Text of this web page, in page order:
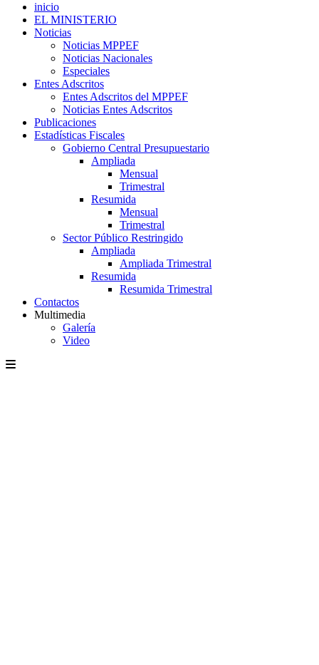
inicio
EL MINISTERIO
Noticias
Noticias MPPEF
Noticias Nacionales
Especiales
Entes Adscritos
Entes Adscritos del MPPEF
Noticias Entes Adscritos
Publicaciones
Estadísticas Fiscales
Gobierno Central Presupuestario
Ampliada
Mensual
Trimestral
Resumida
Mensual
Trimestral
Sector Público Restringido
Ampliada
Ampliada Trimestral
Resumida
Resumida Trimestral
Contactos
Multimedia
Galería
Video